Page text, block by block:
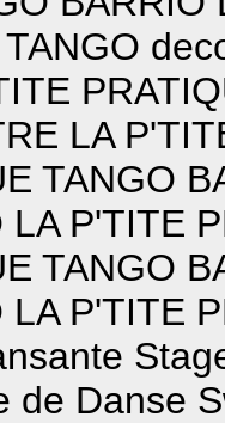
LA
TANGO
LA P'TITE
TANGO
LA P'TITE
de Danse